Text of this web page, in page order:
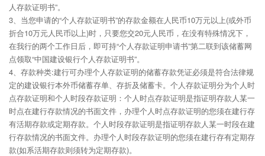
人存款证明书”。
3、当您申请的“个人存款证明书”的存款金额在人民币10万元以上(或外币
折合10万元人民币以上)时，只要您交20元人民币，在没有特殊情况下，
在我行的两个工作日后，即可持“个人存款证明申请书”第二联到该储蓄网
点领取“中国建设银行个人存款证明书”。
4、存款种类:建行可办理个人存款证明的储蓄存款凭证必须是符合法律规
定的建设银行本外币储蓄存单、存折及储蓄卡。个人存款证明分为个人时
点存款证明和个人时段存款证明：个人时点存款证明是指证明存款人某一
时点在建行存款情况的书面文件，办理个人时点存款证明的您须在建行存
有活期存款或定期存款。个人时段存款证明是指证明存款人某一时段在建
行存款情况的书面文件。办理个人时段存款证明的您须在建行存有定期存
款(如系活期存款则须转为定期存款)。